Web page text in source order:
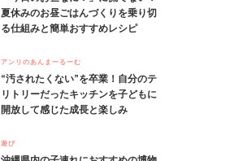
夏休みのお昼ごはんづくりを乗り切
る仕組みと簡単おすすめレシピ
アンリのあんまーるーむ
“汚されたくない”を卒業！自分のテ
リトリーだったキッチンを子どもに
開放して感じた成長と楽しみ
遊び